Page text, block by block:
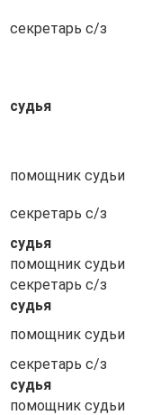
секретарь с/з
судья
помощник судьи
секретарь с/з
судья
помощник судьи
секретарь с/з
судья
помощник судьи
секретарь с/з
судья
помощник судьи